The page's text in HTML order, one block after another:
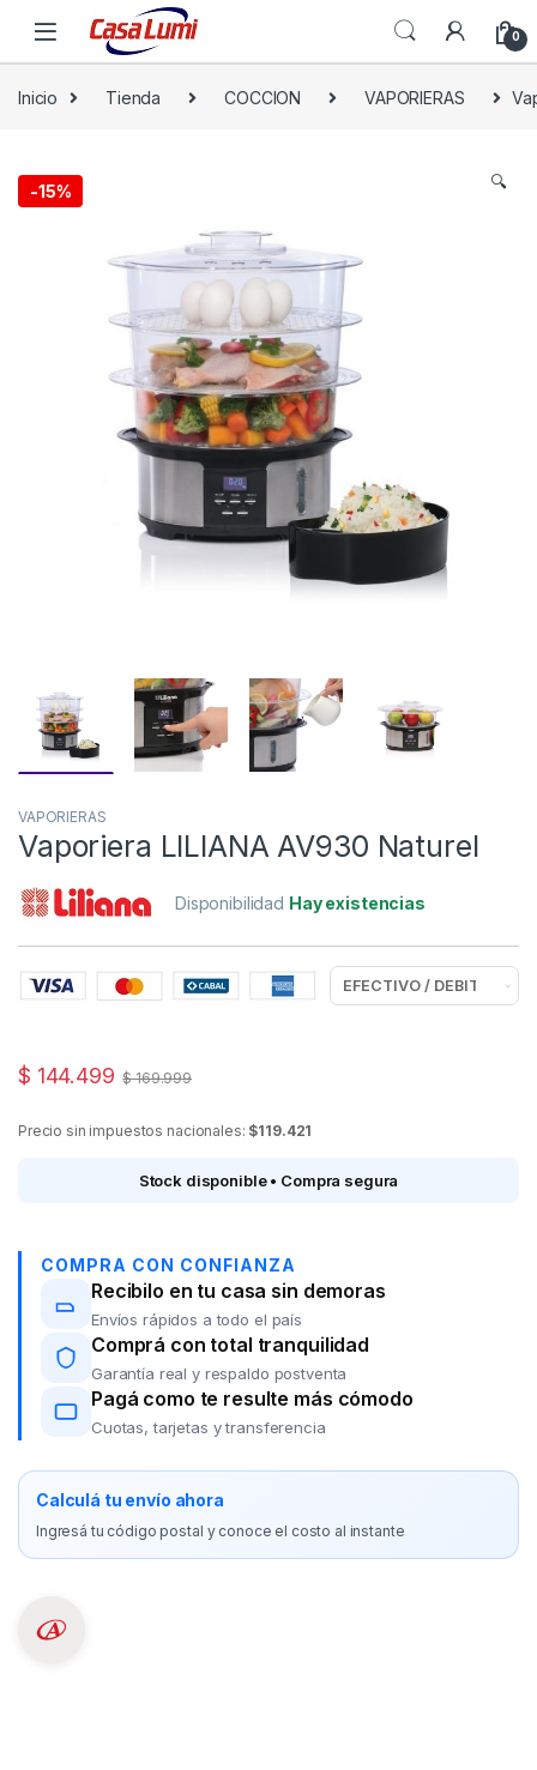
0
Inicio Tienda COCCION VAPORIERAS
-15% 🔍
VAPORIERAS
Vaporiera LILIANA AV930 Naturel
Disponibilidad Hay existencias
$ 144.499 $169.999
Precio sin impuestos nacionales: $119.421
Stock disponible • Compra segura
COMPRA CON CONFIANZA
Recibilo en tu casa sin demoras
Envíos rápidos a todo el país
Comprá con total tranquilidad
Garantía real y respaldo postventa
Pagá como te resulte más cómodo
Cuotas, tarjetas y transferencia
Calculá tu envío ahora
Ingresá tu código postal y conoce el costo al instante